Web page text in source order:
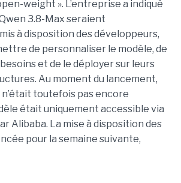
weight ». L’entreprise a indiqué
3.8-Max seraient
à disposition des développeurs,
de personnaliser le modèle, de
et de le déployer sur leurs
Au moment du lancement,
toutefois pas encore
était uniquement accessible via
Alibaba. La mise à disposition des
pour la semaine suivante,